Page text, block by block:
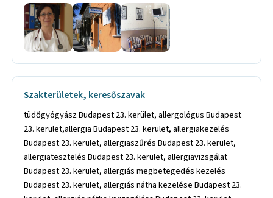
Szakterületek, keresőszavak
tüdőgyógyász Budapest 23. kerület, allergológus Budapest
23. kerület,allergia Budapest 23. kerület, allergiakezelés
Budapest 23. kerület, allergiaszűrés Budapest 23. kerület,
allergiatesztelés Budapest 23. kerület, allergiavizsgálat
Budapest 23. kerület, allergiás megbetegedés kezelés
Budapest 23. kerület, allergiás nátha kezelése Budapest 23.